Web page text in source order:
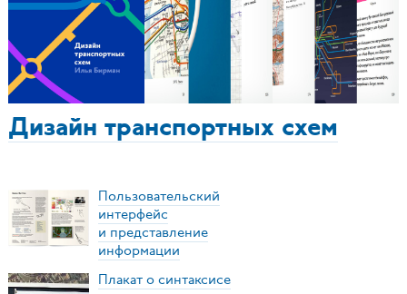
Дизайн транспортных схем
Пользовательский
интерфейс
и представление
информации
Плакат о синтаксисе